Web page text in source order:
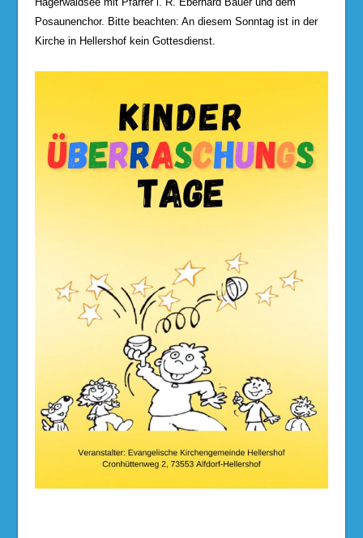
Posaunenchor. Bitte beachten: An diesem Sonntag ist in der
Kirche in Hellershof kein Gottesdienst.